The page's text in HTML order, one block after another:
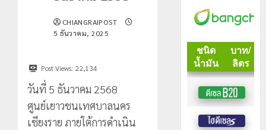
CHIANGRAIPOST
5 ธันวาคม, 2025
Post Views: 22,134
วันที่ 5 ธันวาคม 2568
ศูนย์เยาวชนเทศบาลนคร
เชียงราย ภายใต้การดำเนิน